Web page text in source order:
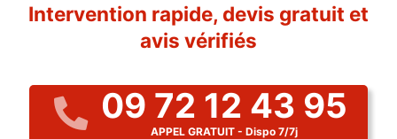
Intervention rapide, devis gratuit et
avis vérifiés
09 72 12 43 95
APPEL GRATUIT - Dispo 7/7j